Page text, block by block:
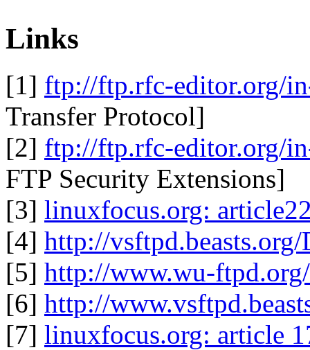
Links
[1] ftp://ftp.rfc-editor.org/
Transfer Protocol]
[2] ftp://ftp.rfc-editor.org/
FTP Security Extensions]
[3] linuxfocus.org:
[4] http://
[5] http://www.wu-ftpd.org/
[6] http://
[7] linuxfocus.org: article